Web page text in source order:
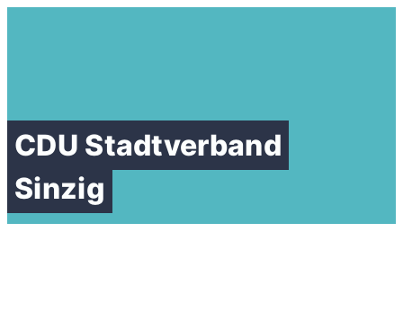
CDU Stadtverband
Sinzig